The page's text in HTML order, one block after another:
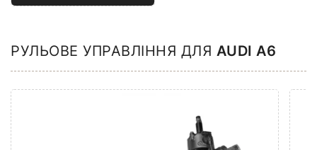
РУЛЬОВЕ УПРАВЛІННЯ ДЛЯ AUDI A6